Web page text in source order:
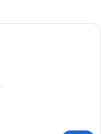
väl upplyst rum med